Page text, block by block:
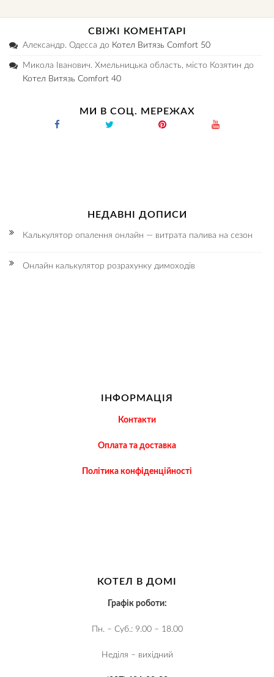
СВІЖІ КОМЕНТАРІ
Александр. Одесса до Котел Витязь Comfort 50
Микола Іванович. Хмельницька область, місто Козятин до
Котел Витязь Comfort 40
МИ В СОЦ. МЕРЕЖАХ
НЕДАВНІ ДОПИСИ
Калькулятор опалення онлайн — витрата палива на сезон
Онлайн калькулятор розрахунку димоходів
ІНФОРМАЦІЯ
Контакти
Оплата та доставка
Політика конфіденційності
КОТЕЛ В ДОМІ
Графік роботи:
Пн. – Суб.: 9.00 – 18.00
Неділя – вихідний